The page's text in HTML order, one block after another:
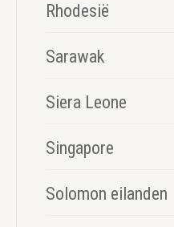
Rhodesië
Sarawak
Siera Leone
Singapore
Solomon eilanden